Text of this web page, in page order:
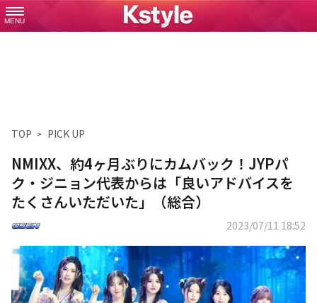
MENU
TOP PICK UP
NMIXX、約4ヶ月ぶりにカムバック！JYPパ
ク・ジニョン代表からは「良いアドバイスを
たくさんいただいた」（総合）
2023/07/11 18:52